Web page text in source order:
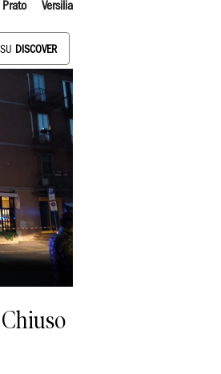
Prato Versilia
DISCOVER